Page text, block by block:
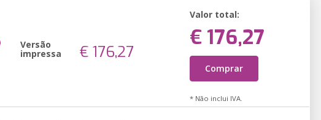
Versão
impressa € 176,27
Valor total:
€ 176,27
Comprar
* Não inclui IVA.